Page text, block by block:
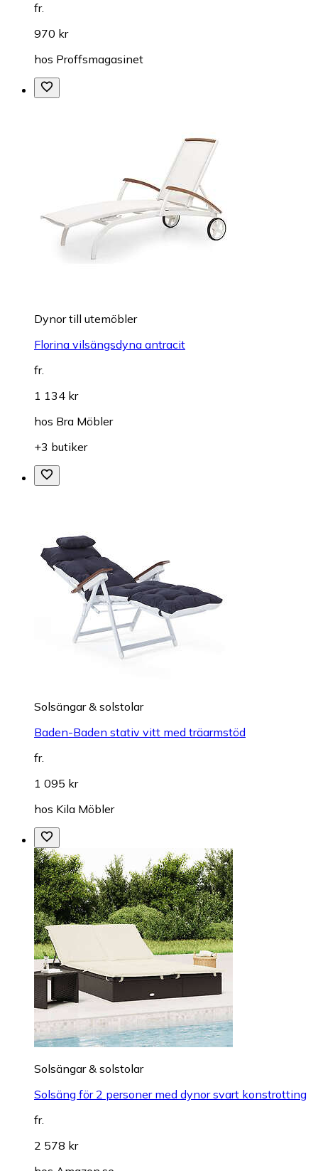
fr.
970 kr
hos Proffsmagasinet
Dynor till utemöbler
Florina vilsängsdyna antracit
fr.
1 134 kr
hos Bra Möbler
+3 butiker
Solsängar & solstolar
Baden-Baden stativ vitt med träarmstöd
fr.
1 095 kr
hos Kila Möbler
Solsängar & solstolar
Solsäng för 2 personer med dynor svart konstrotting
fr.
2 578 kr